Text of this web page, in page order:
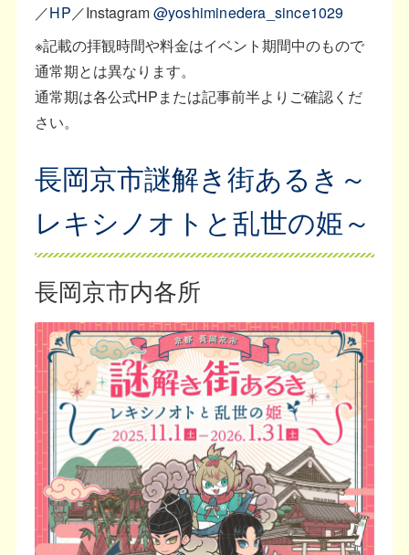
／HP／Instagram@yoshiminedera_since1029
※記載の拝観時間や料金はイベント期間中のもので
通常期とは異なります。
通常期は各公式HPまたは記事前半よりご確認くだ
さい。
長岡京市謎解き街あるき～
レキシノオトと乱世の姫～
長岡京市内各所